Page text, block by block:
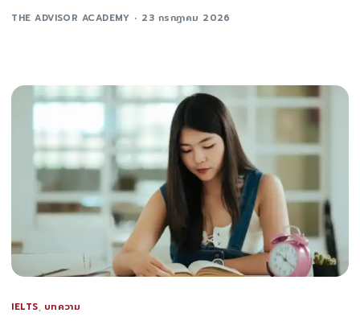
THE ADVISOR ACADEMY 23 กรกฎาคม 2026
IELTS, บทความ